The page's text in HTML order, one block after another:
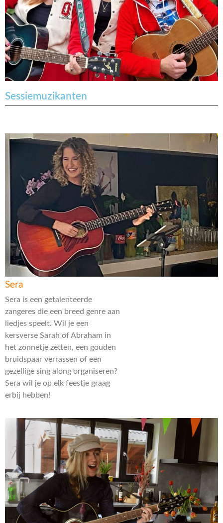
Sessiemuzikanten
Sera
Sera is een getalenteerde
zangeres die een breed genre aan
liedjes speelt. Wil je een
kersverse Sarah of Abraham in
het zonnetje zetten, een gouden
bruidspaar verrassen of een
gezellige sing along organiseren?
Sera wil je op elk feestje graag
erbij hebben!